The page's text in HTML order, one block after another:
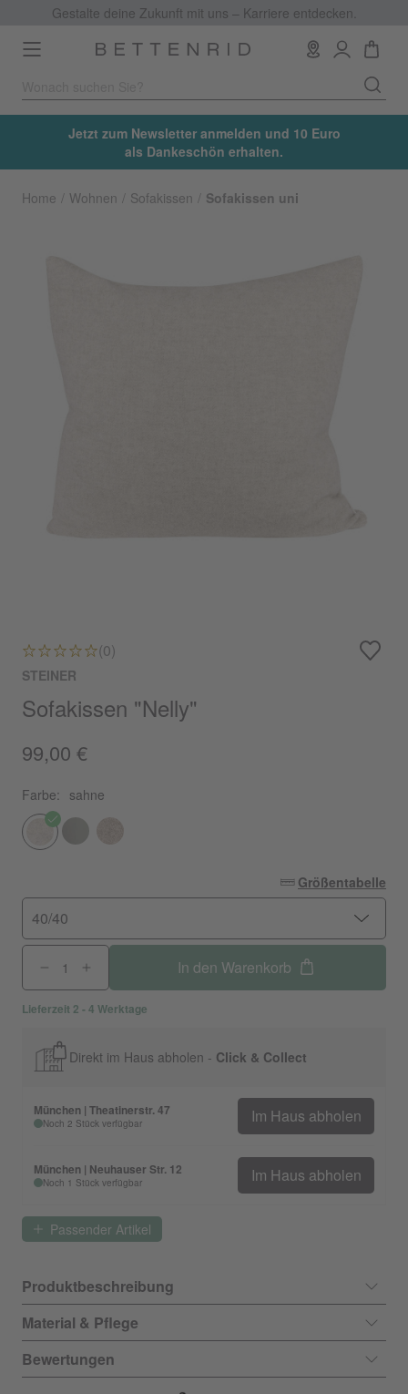
Gestalte deine Zukunft mit uns – Karriere entdecken.
Toggle
navigation
Jetzt zum Newsletter anmelden und 10 Euro
als Dankeschön erhalten.
Home Wohnen Sofakissen Sofakissen uni
(0)
STEINER
Sofakissen "Nelly"
99,00 €
Farbe: sahne
Größentabelle
40/40
In den Warenkorb
Lieferzeit 2 - 4 Werktage
Direkt im Haus abholen - Click & Collect
München | Theatinerstr. 47
Noch 2 Stück verfügbar Im Haus abholen
München | Neuhauser Str. 12
Noch 1 Stück verfügbar Im Haus abholen
Passender Artikel
Produktbeschreibung
Material & Pflege
Bewertungen